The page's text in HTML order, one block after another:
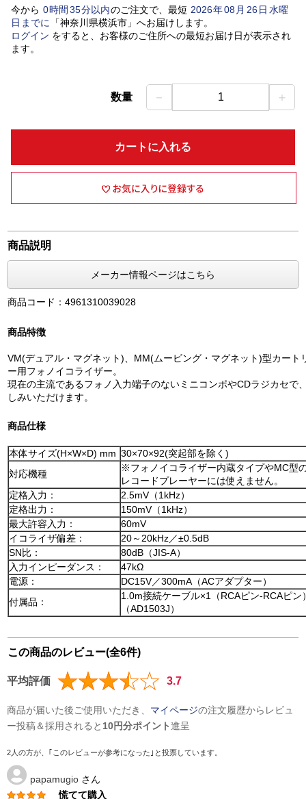
今から 0時間 35分以内のご注文で、最短 2026年08 月 26日水曜
日 までに 「神奈川県横浜市」 へお届けします。
ログイン をすると、お客様のご住所への最短お届け日が表示され
ます。
数量 － 1 ＋
カートに入れる
商品説明
メーカー情報ページはこちら
商品コード：4961310039028
商品特徴
VM(デュアル・マグネット)、MM(ムービング・マグネット)型カート
ー用フォノイコライザー。
現在の主流であるフォノ入力端子のないミニコンポやCDラジカセで
しみいただけます。
商品仕様
本体サイズ(H×W×D) mm 30×70×92(突起部を除く)
対応機種
※フォノイコライザー内蔵タイプやMC型
レコードプレーヤーには使えません。
定格入力：
2.5mV（1kHz）
定格出力：
150mV（1kHz）
最大許容入力：
60mV
イコライザ偏差：
20～20kHz／±0.5dB
SN比：
80dB（JIS-A）
入力インピーダンス：
47kΩ
電源：
DC15V／300mA（ACアダプター）
付属品：
1.0m接続ケーブル×1（RCAピン-RCAピン
（AD1503J）
この商品のレビュー(全6件)
平均評価 3.7
商品が届いた後ご使用いただき、 マイページの注文履歴からレビュ
ー投稿＆採用されると 10円分ポイント進呈
2人の方が、｢このレビューが参考になった｣と投票しています。
papamugio さん
慌てて購入